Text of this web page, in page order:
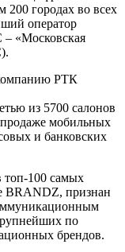
200 городах во всех
оператор
«Московская
РТК
из 5700 салонов
мобильных
и банковских
100 самых
BRANDZ, признан
по
брендов.